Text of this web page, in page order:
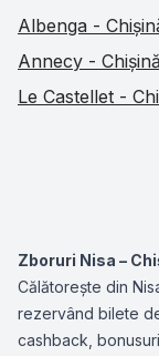
Albenga -
Annecy -
Le Castellet -
Zboruri Nisa –
Călătorește din
rezervând bilete
cashback,